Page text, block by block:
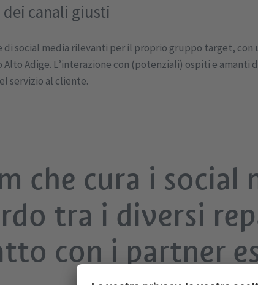
dei canali giusti
di social media rilevanti per il proprio gruppo target,
Adige. L’interazione con (potenziali) ospiti e
servizio al cliente.
che cura i
tra i diversi
con i partner